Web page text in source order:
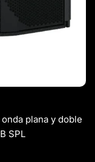
plana y doble
SPL